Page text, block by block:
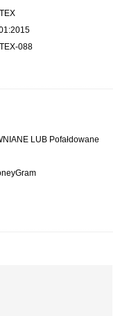
088
LUB Pofałdowane